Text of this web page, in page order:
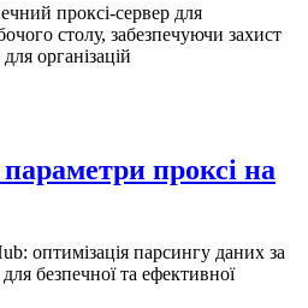
проксі-сервер для
столу, забезпечуючи захист
організацій
проксі на
оптимізація парсингу даних за
безпечної та ефективної